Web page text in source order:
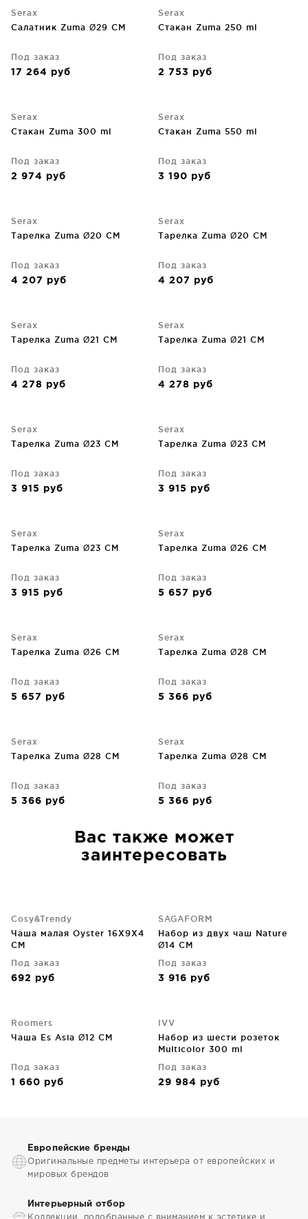
Serax
Салатник Zuma Ø29 CM
Под заказ
17 264 руб
Serax
Стакан Zuma 250 ml
Под заказ
2 753 руб
Serax
Стакан Zuma 300 ml
Под заказ
2 974 руб
Serax
Стакан Zuma 550 ml
Под заказ
3 190 руб
Serax
Тарелка Zuma Ø20 CM
Под заказ
4 207 руб
Serax
Тарелка Zuma Ø20 CM
Под заказ
4 207 руб
Serax
Тарелка Zuma Ø21 CM
Под заказ
4 278 руб
Serax
Тарелка Zuma Ø21 CM
Под заказ
4 278 руб
Serax
Тарелка Zuma Ø23 CM
Под заказ
3 915 руб
Serax
Тарелка Zuma Ø23 CM
Под заказ
3 915 руб
Serax
Тарелка Zuma Ø23 CM
Под заказ
3 915 руб
Serax
Тарелка Zuma Ø26 CM
Под заказ
5 657 руб
Serax
Тарелка Zuma Ø26 CM
Под заказ
5 657 руб
Serax
Тарелка Zuma Ø28 CM
Под заказ
5 366 руб
Serax
Тарелка Zuma Ø28 CM
Под заказ
5 366 руб
Serax
Тарелка Zuma Ø28 CM
Под заказ
5 366 руб
Вас также может
заинтересовать
Cosy&Trendy
Чаша малая Oyster 16X9X4
CM
Под заказ
692 руб
SAGAFORM
Набор из двух чаш Nature
Ø14 CM
Под заказ
3 916 руб
Roomers
Чаша Es Asia Ø12 CM
Под заказ
1 660 руб
IVV
Набор из шести розеток
Multicolor 300 ml
Под заказ
29 984 руб
Европейские бренды
Оригинальные предметы интерьера от европейских и
мировых брендов
Интерьерный отбор
Коллекции, подобранные с вниманием к эстетике и